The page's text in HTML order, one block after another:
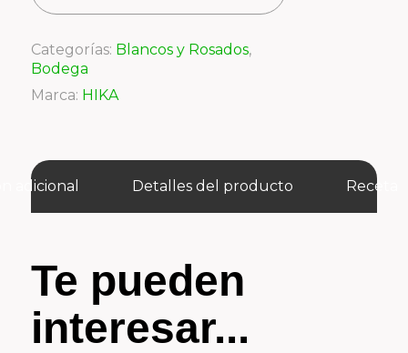
Categorías: Blancos y Rosados,
Bodega
Marca: HIKA
adicional Detalles del producto Receta
Te pueden
interesar...